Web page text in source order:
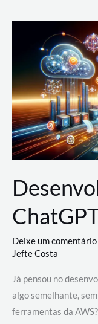
Nuvem:
Google
Cloud,
AWS
e
Azure
Deixe um comentário
Jefte Costa
Já pensou no
algo semelhante,
ferramentas da